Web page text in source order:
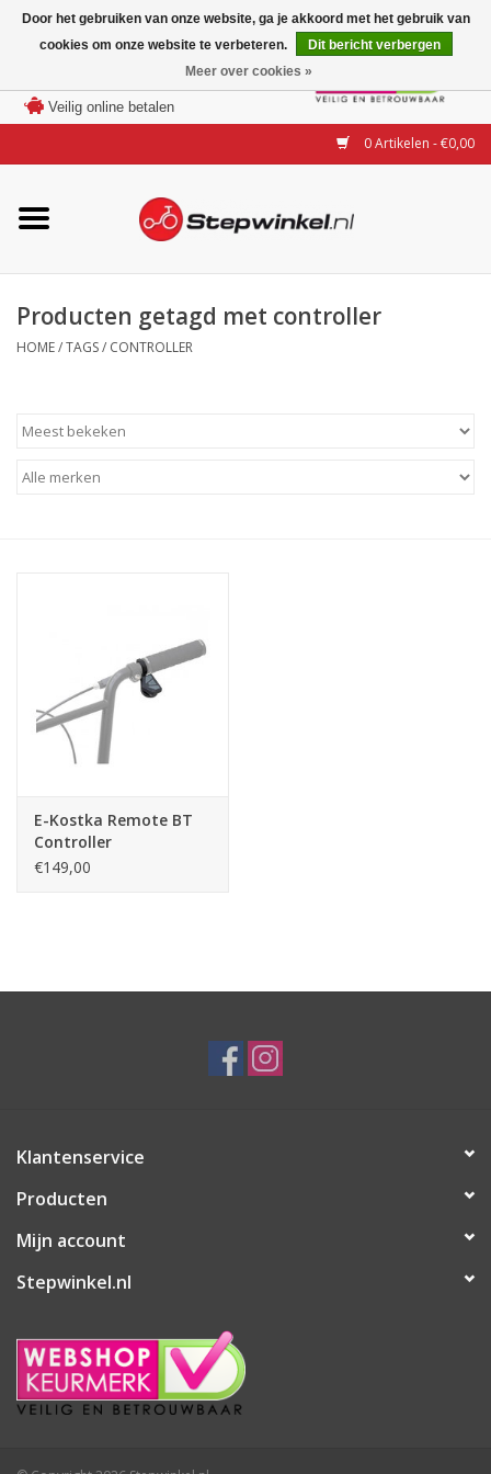
Veilig online betalen
0 Artikelen - €0,00
Merken
Modellen
Accessoires
Steps huren of uitproberen
Producten getagd met controller
HOME/TAGS/ CONTROLLER
E-Kostka Remote BT
Controller
€149,00
Klantenservice
Producten
Mijn account
Stepwinkel.nl
Door het gebruiken van onze website, ga je akkoord met het gebruik van
cookies om onze website te verbeteren.
Dit bericht verbergen
Meer over cookies »